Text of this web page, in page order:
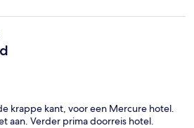
krappe kant, voor een Mercure hotel.
aan. Verder prima doorreis hotel.